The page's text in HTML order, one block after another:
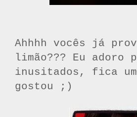
Ahhhh vocês já
limão??? Eu adoro
inusitados, fica
gostou ;)